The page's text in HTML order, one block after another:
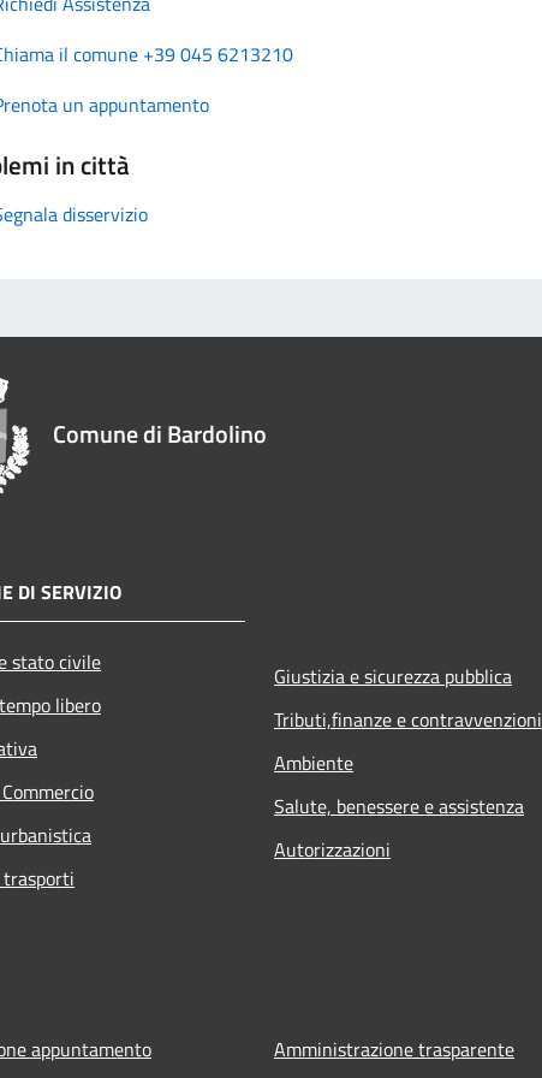
il comune +39 045 6213210
un appuntamento
in città
disservizio
Comune di Bardolino
DI SERVIZIO
stato civile
libero
Giustizia e sicurezza pubblica
Tributi,finanze e contravvenzioni
Ambiente
Salute, benessere e assistenza
Autorizzazioni
appuntamento
Amministrazione trasparente